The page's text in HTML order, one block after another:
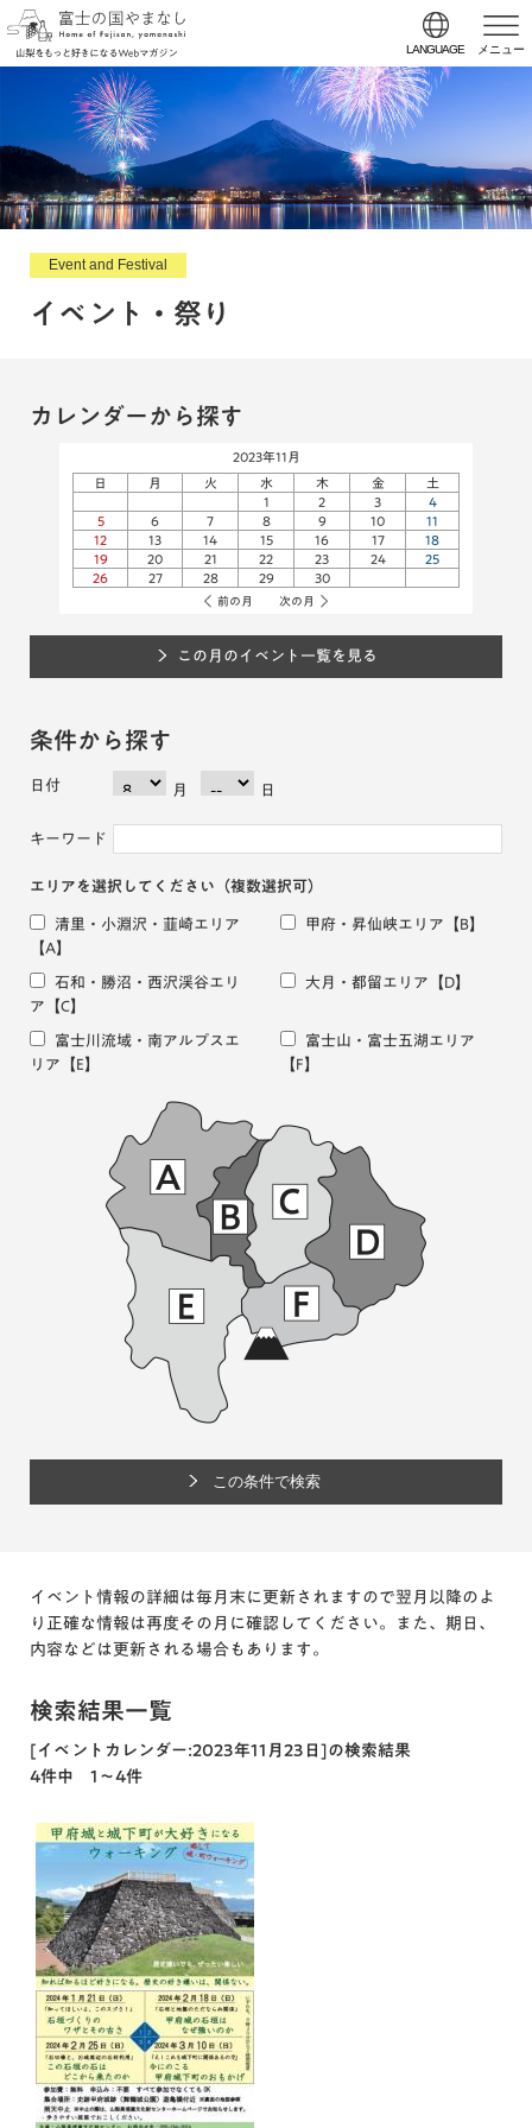
LANGUAGE メニュー
Event and Festival
イベント・祭り
カレンダーから探す
2023年11月
日
月 火 水 木 金
土
1
2 3
4
5
6 7 8 9 10
11
12
13 14 15 16 17
18
19
20 21 22 23 24
25
26
27 28 29 30
前の月 次の月
この月のイベント一覧を見る
条件から探す
日付 月 日
キーワード
エリアを選択してください （複数選択可）
清里・小淵沢・韮崎エリア
【A】
甲府・昇仙峡エリア 【B】
石和・勝沼・西沢渓谷エリ
ア 【C】
大月・都留エリア 【D】
富士川流域・南アルプスエ
リア 【E】
富士山・富士五湖エリア
【F】
イベント情報の詳細は毎月末に更新されますので翌月以降のよ
り正確な情報は再度その月に確認してください。また、期日、
内容などは更新される場合もあります。
検索結果一覧
[イベントカレンダー:2023年11月23日]の検索結果
4件中 1～4件